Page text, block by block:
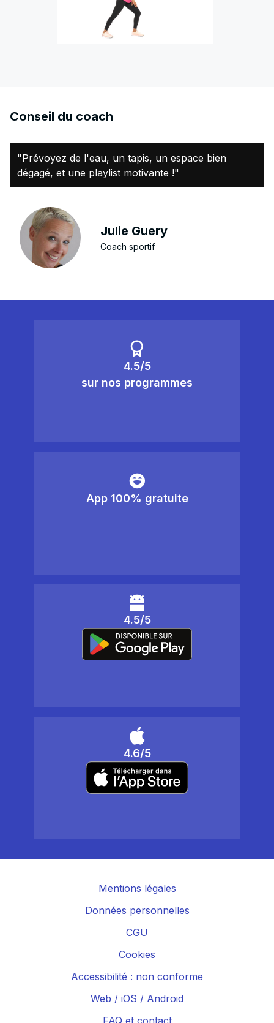
Conseil du coach
"Prévoyez de l'eau, un tapis, un espace bien
dégagé, et une playlist motivante !"
Julie Guery
Coach sportif
4.5/5
sur nos programmes
App 100% gratuite
4.5/5
4.6/5
Mentions légales
Données personnelles
CGU
Cookies
Accessibilité : non conforme
Web / iOS / Android
FAQ et contact